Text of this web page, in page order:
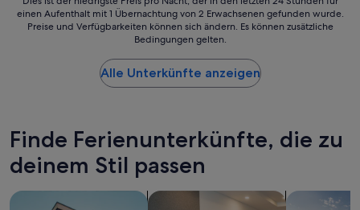
ist
den
letzten
24 Stunden
für
einen
Aufenthalt
einen Aufenthalt mit 1 Übernachtung von 2 Erwachsenen gefunden wurde.
Preise und Verfügbarkeiten können sich ändern. Es können zusätzliche
Bedingungen gelten.
Alle Unterkünfte anzeigen
Finde Ferienunterkünfte, die zu
deinem Stil passen
Suche nach ApartmentsSuche nach AparthotelsSuche nach